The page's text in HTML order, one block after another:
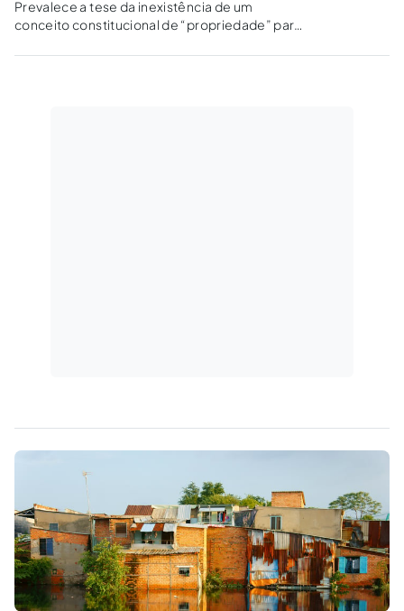
Prevalece a tese da inexistência de um
conceito constitucional de “propriedade” para